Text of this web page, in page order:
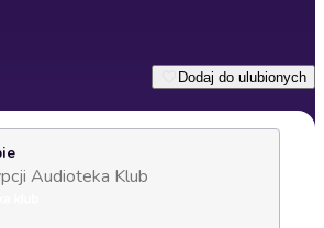
Dodaj do ulubionych
Audioteka Klub